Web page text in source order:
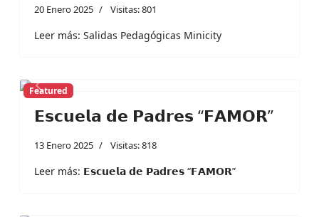
20 Enero 2025 Visitas: 801
Leer más: Salidas Pedagógicas Minicity
Previous
Featured
𝗘𝘀𝗰𝘂𝗲𝗹𝗮 𝗱𝗲 𝗣𝗮𝗱𝗿𝗲𝘀 “𝗙𝗔𝗠𝗢𝗥”
13 Enero 2025 Visitas: 818
Leer más: 𝗘𝘀𝗰𝘂𝗲𝗹𝗮 𝗱𝗲 𝗣𝗮𝗱𝗿𝗲𝘀 “𝗙𝗔𝗠𝗢𝗥”